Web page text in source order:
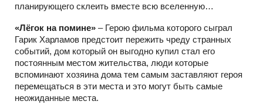
планирующего склеить вместе всю вселенную…
«Лёгок на помине» – Герою фильма которого сыграл
Гарик Харламов предстоит пережить чреду странных
событий, дом который он выгодно купил стал его
постоянным местом жительства, люди которые
вспоминают хозяина дома тем самым заставляют героя
перемещаться в эти места и это могут быть самые
неожиданные места.